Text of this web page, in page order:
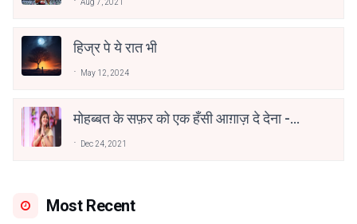
Aug 7, 2021
हिज्र पे ये रात भी
May 12, 2024
मोहब्बत के सफ़र को एक हँसी आग़ाज़ दे देना -
Dec 24, 2021
Most Recent